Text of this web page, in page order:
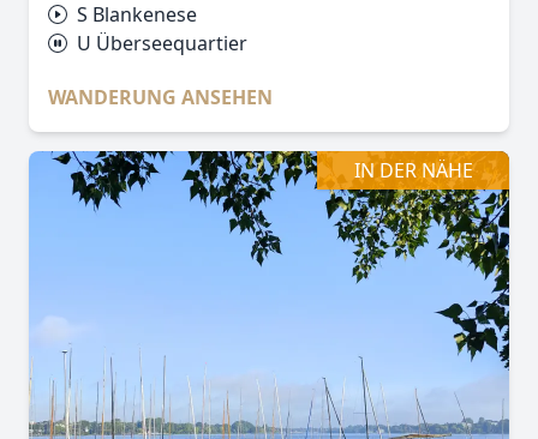
S Blankenese
U Überseequartier
WANDERUNG ANSEHEN
IN DER NÄHE